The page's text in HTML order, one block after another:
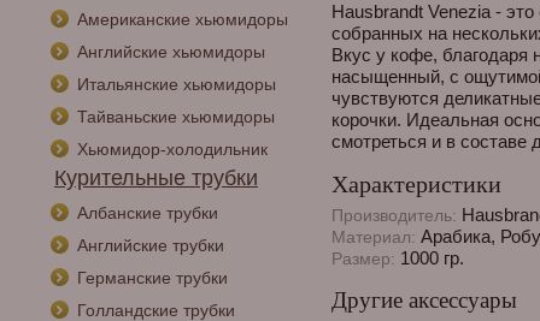
Американские хьюмидоры
Английские хьюмидоры
Итальянские хьюмидоры
Тайваньские хьюмидоры
Хьюмидор-холодильник
Курительные трубки
Албанские трубки
Английские трубки
Германские трубки
Голландские трубки
Hausbrandt Venezia -
собранных на
Вкус у кофе, благодаря
насыщенный, с
чувствуются
корочки. Идеальная
смотреться и в составе
Характеристики
Производитель:
Материал: Арабика,
Размер: 1000 гр.
Другие аксессуары